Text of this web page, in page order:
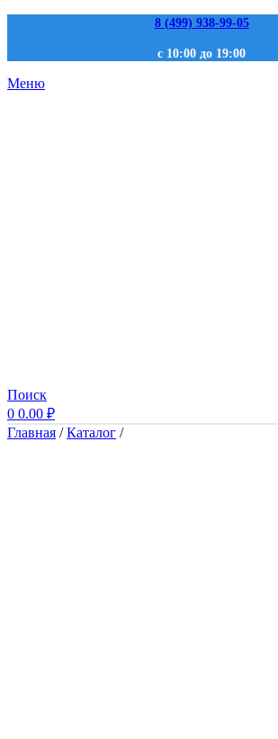
8 (499) 938-99-05
с 10:00 до 19:00
Меню
Поиск
0 0.00 ₽
Главная /Каталог /